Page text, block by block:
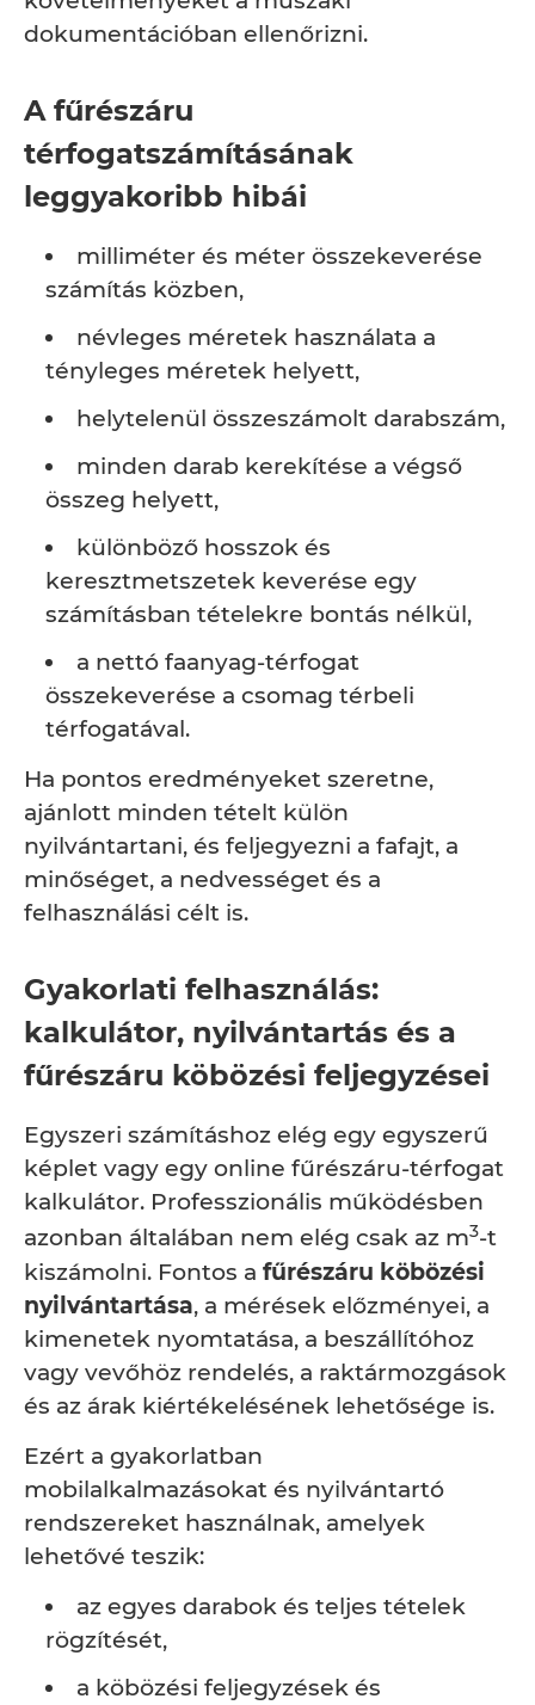
dokumentációban ellenőrizni.
A fűrészáru
térfogatszámításának
leggyakoribb hibái
milliméter és méter összekeverése
számítás közben,
névleges méretek használata a
tényleges méretek helyett,
helytelenül összeszámolt darabszám,
minden darab kerekítése a végső
összeg helyett,
különböző hosszok és
keresztmetszetek keverése egy
számításban tételekre bontás nélkül,
a nettó faanyag-térfogat
összekeverése a csomag térbeli
térfogatával.
Ha pontos eredményeket szeretne,
ajánlott minden tételt külön
nyilvántartani, és feljegyezni a fafajt, a
minőséget, a nedvességet és a
felhasználási célt is.
Gyakorlati felhasználás:
kalkulátor, nyilvántartás és a
fűrészáru köbözési feljegyzései
Egyszeri számításhoz elég egy egyszerű
képlet vagy egy online fűrészáru-térfogat
kalkulátor. Professzionális működésben
azonban általában nem elég csak az m3-t
kiszámolni. Fontos a fűrészáru köbözési
nyilvántartása, a mérések előzményei, a
kimenetek nyomtatása, a beszállítóhoz
vagy vevőhöz rendelés, a raktármozgások
és az árak kiértékelésének lehetősége is.
Ezért a gyakorlatban
mobilalkalmazásokat és nyilvántartó
rendszereket használnak, amelyek
lehetővé teszik:
az egyes darabok és teljes tételek
rögzítését,
a köbözési feljegyzések és